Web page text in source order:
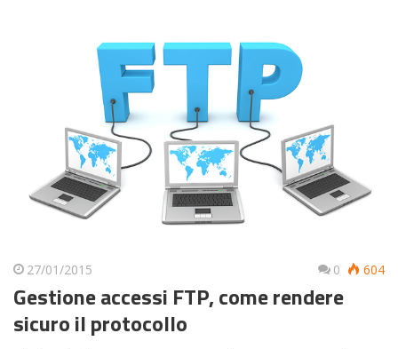
27/01/2015 0 604
Gestione accessi FTP, come rendere
sicuro il protocollo